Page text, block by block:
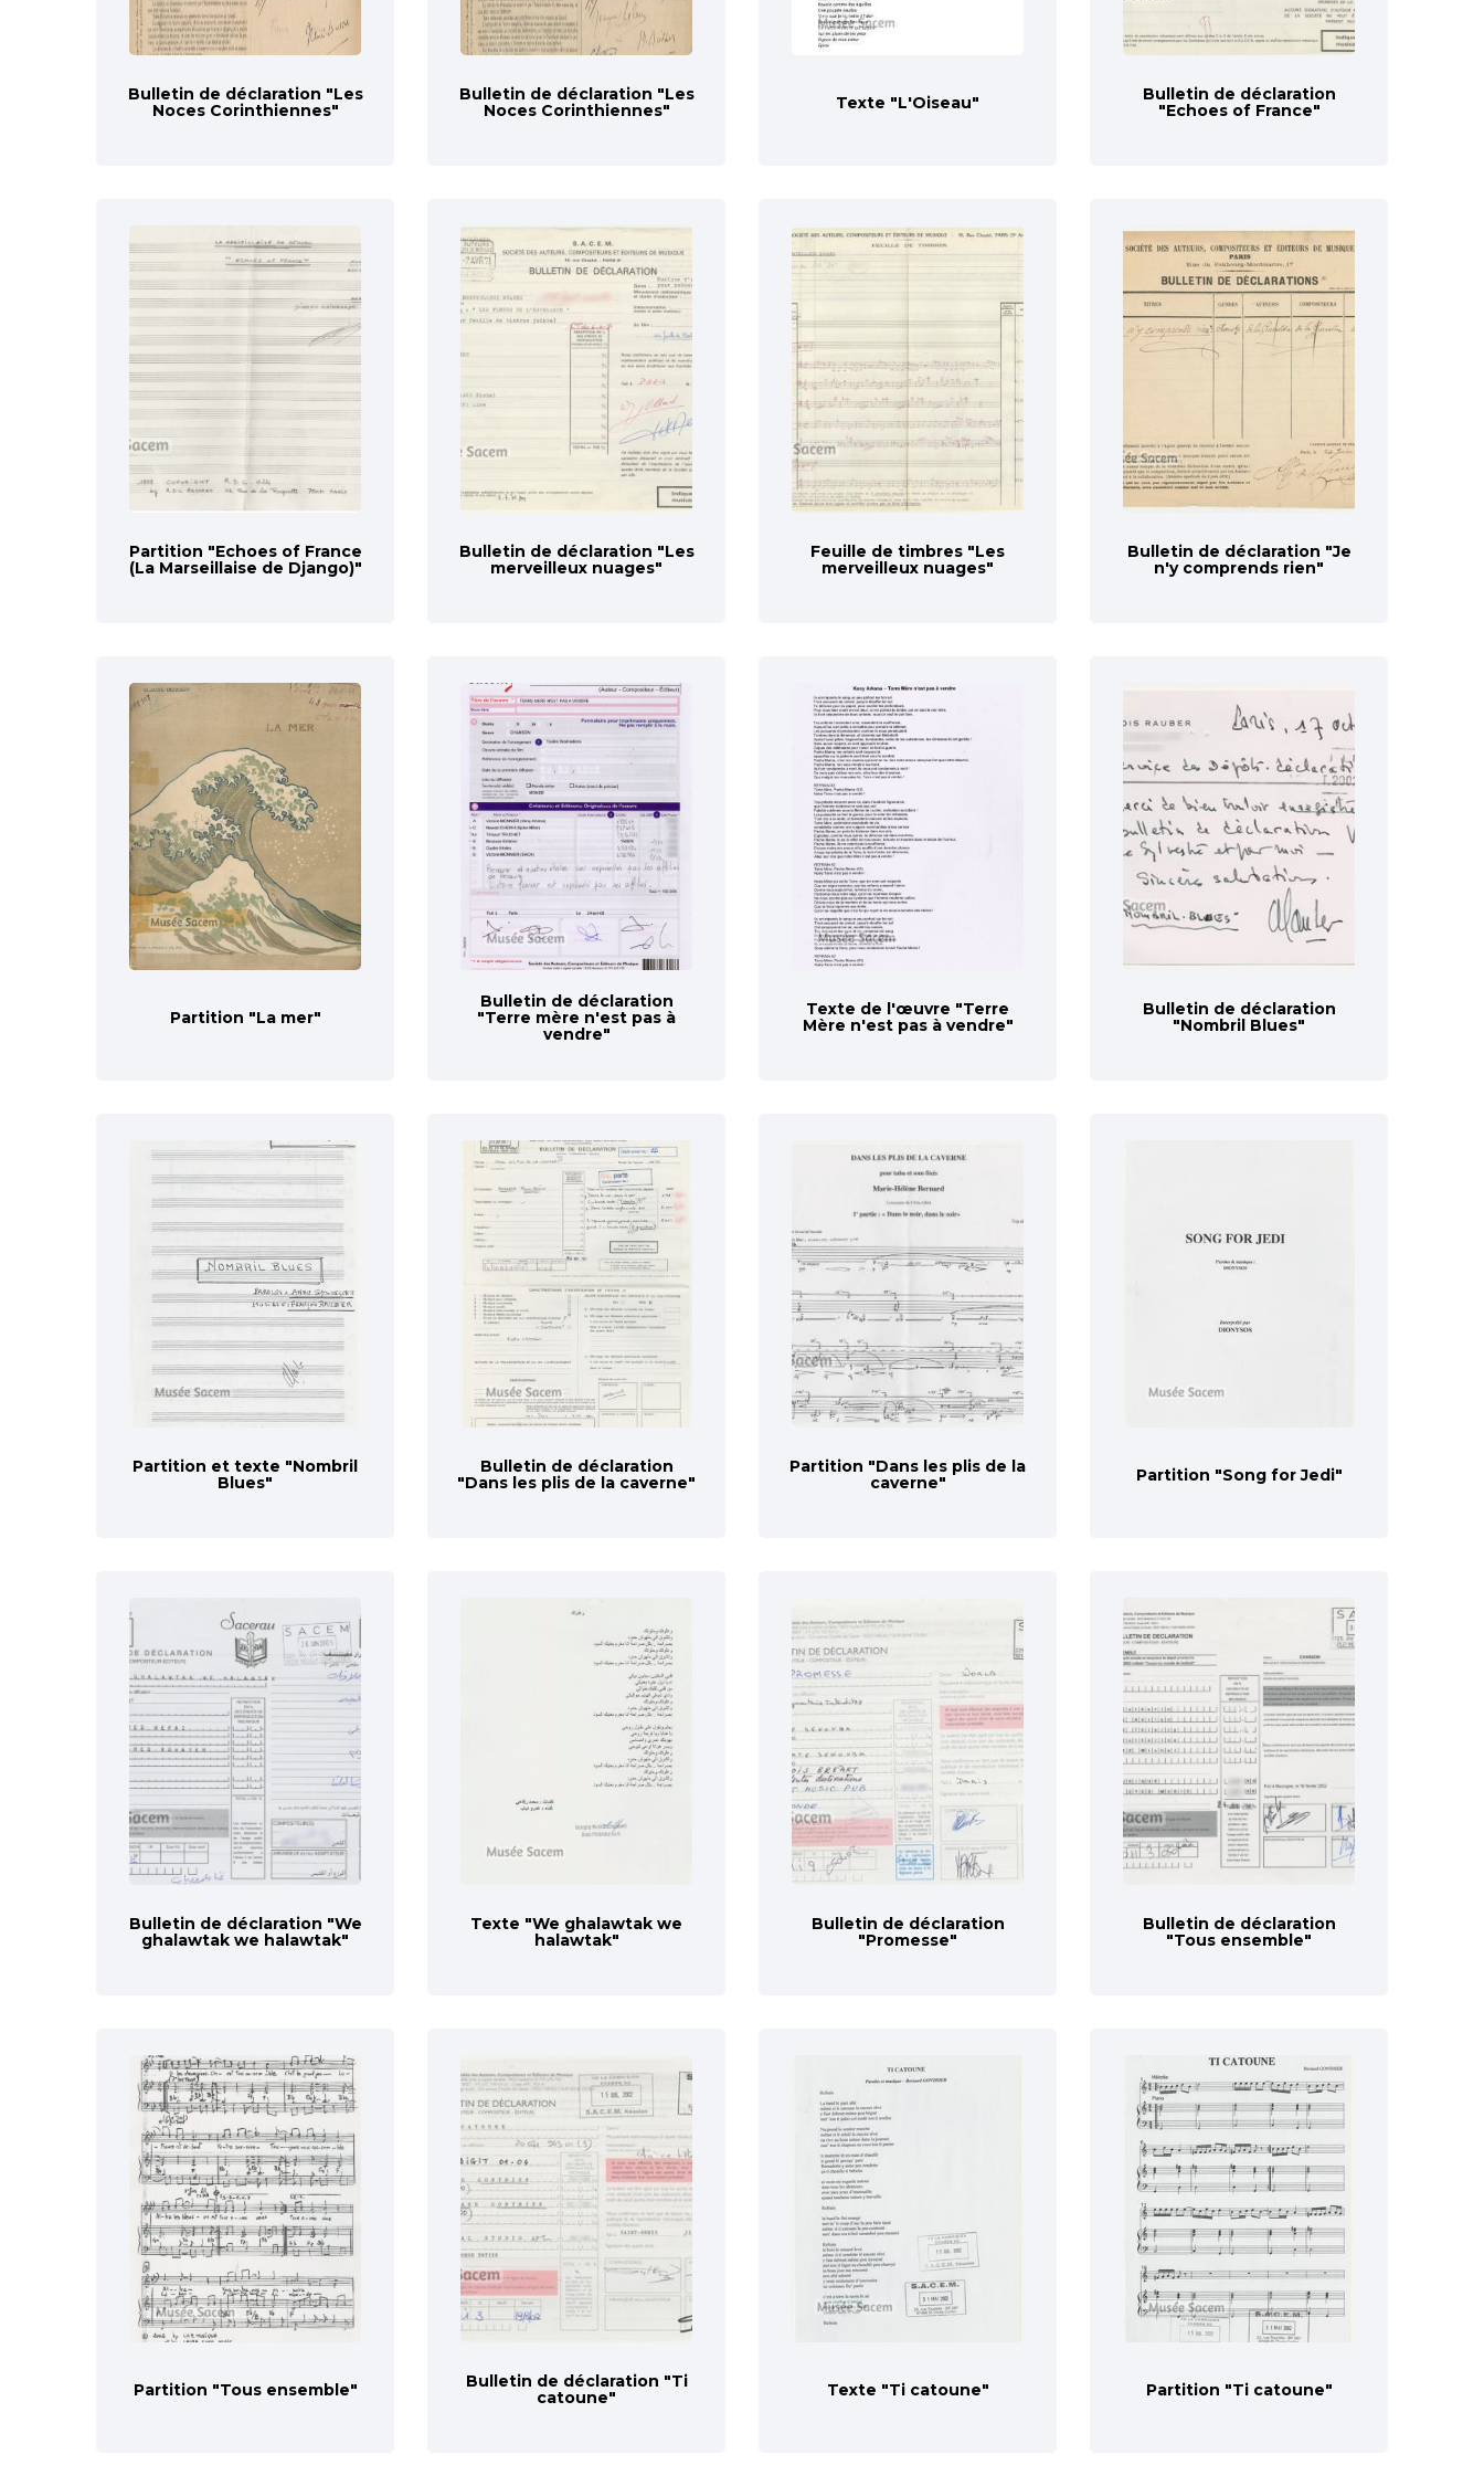
Bulletin de déclaration "Les
Noces Corinthiennes"
Bulletin de déclaration "Les
Noces Corinthiennes"
Texte "L'Oiseau"
Bulletin de déclaration
"Echoes of France"
Partition "Echoes of France
(La Marseillaise de Django)"
Bulletin de déclaration "Les
merveilleux nuages"
Feuille de timbres "Les
merveilleux nuages"
Bulletin de déclaration "Je
n'y comprends rien"
Partition "La mer"
Bulletin de déclaration
"Terre mère n'est pas à
vendre"
Texte de l'œuvre "Terre
Mère n'est pas à vendre"
Bulletin de déclaration
"Nombril Blues"
Partition et texte "Nombril
Blues"
Bulletin de déclaration
"Dans les plis de la caverne"
Partition "Dans les plis de la
caverne"
Partition "Song for Jedi"
Bulletin de déclaration "We
ghalawtak we halawtak"
Texte "We ghalawtak we
halawtak"
Bulletin de déclaration
"Promesse"
Bulletin de déclaration
"Tous ensemble"
Partition "Tous ensemble"
Bulletin de déclaration "Ti
catoune"
Texte "Ti catoune" Partition "Ti catoune"